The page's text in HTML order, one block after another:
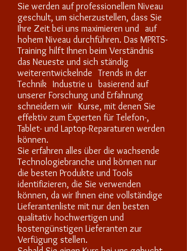
Sie werden auf professionellem Niveau
geschult, um sicherzustellen, dass Sie
Ihre Zeit bei uns maximieren und auf
hohem Niveau durchführen. Das MPRTS-
Training hilft Ihnen beim Verständnis
das Neueste und sich ständig
weiterentwickelnde Trends in der
Technik Industrie u basierend auf
unserer Forschung und Erfahrung
schneidern wir Kurse, mit denen Sie
effektiv zum Experten für Telefon-,
Tablet- und Laptop-Reparaturen werden
können.
Sie erfahren alles über die wachsende
Technologiebranche und können nur
die besten Produkte und Tools
identifizieren, die Sie verwenden
können, da wir Ihnen eine vollständige
Lieferantenliste mit nur den besten
qualitativ hochwertigen und
kostengünstigen Lieferanten zur
Verfügung stellen.